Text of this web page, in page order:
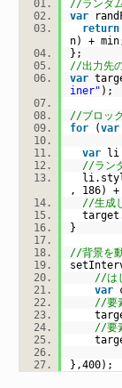
//ランダ
var
return
n) +
};
//出力先
var
iner" );
//ブロッ
for(var
varli =
//ラン
, 186) +
//生成
}
//背景を
//は
var
//要
//要
},400);